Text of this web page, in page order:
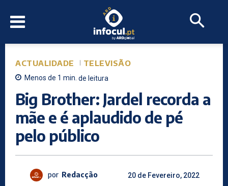
ACTUALIDADE TELEVISÃO
Menos de 1 min. de leitura
Big Brother: Jardel recorda a
mãe e é aplaudido de pé
pelo público
por Redacção 20 de Fevereiro, 2022